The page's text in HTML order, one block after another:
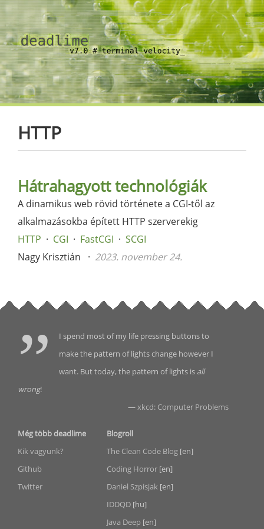
HTTP
Hátrahagyott technológiák
A dinamikus web rövid története a CGI-től az
alkalmazásokba épített HTTP szerverekig
HTTP
CGI FastCGI
SCGI
Nagy Krisztián
2023. november 24.
I spend most of my life pressing buttons to
make the pattern of lights change however I
want. But today, the pattern of lights is all
wrong!
—xkcd: Computer Problems
Még több deadlime
Kik vagyunk?
Github
Twitter
Blogroll
The Clean Code Blog [en]
Coding Horror [en]
Daniel Szpisjak [en]
IDDQD [hu]
Java Deep [en]